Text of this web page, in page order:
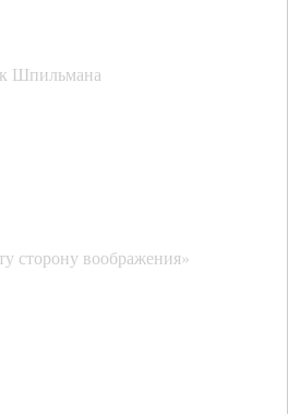
Шпильмана
сторону воображения»